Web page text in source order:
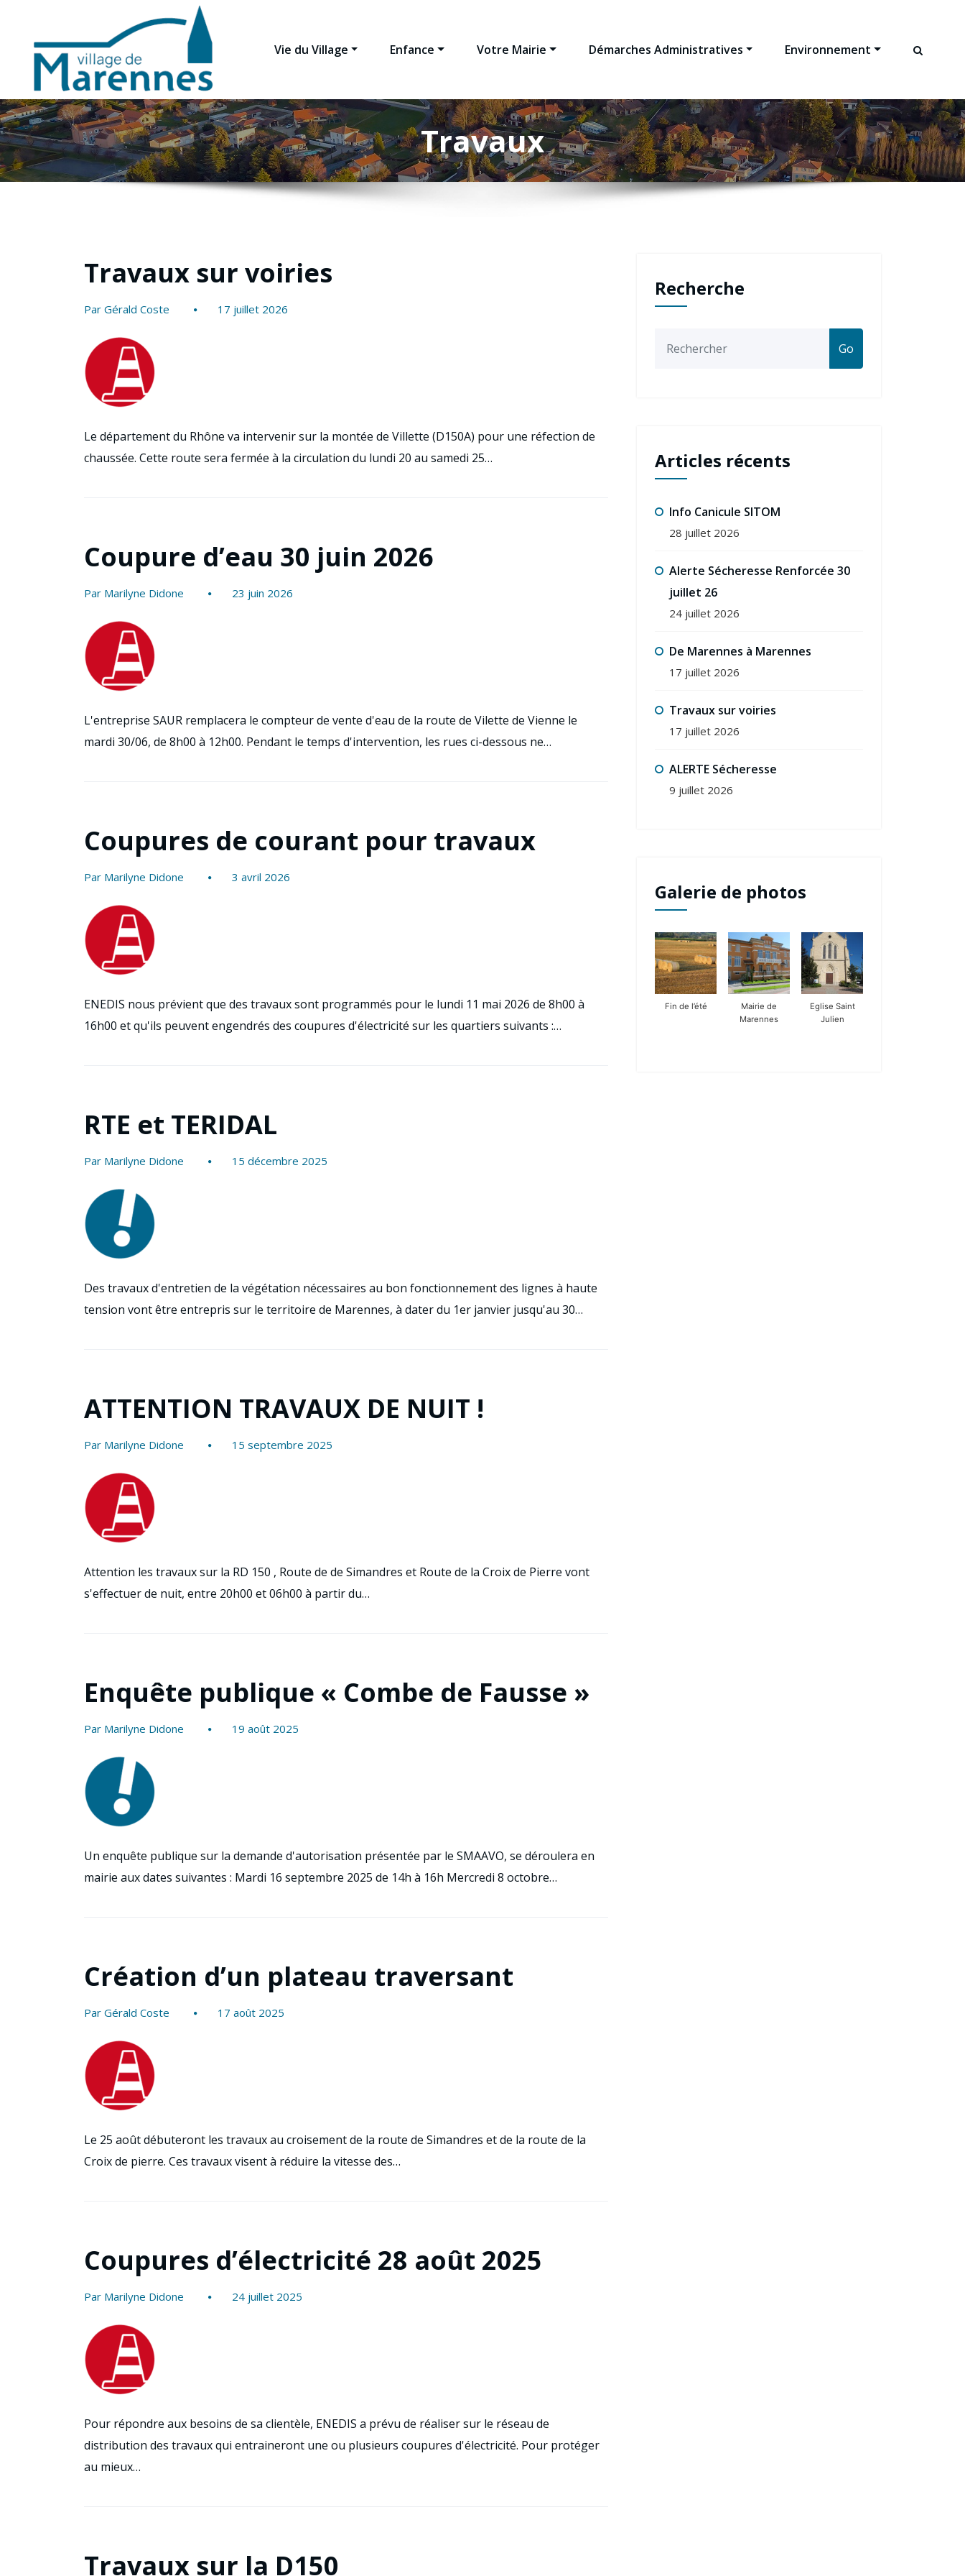
Vie du Village Enfance Votre Mairie Démarches Administratives Environnement
Travaux
Travaux sur voiries
Par Gérald Coste 17 juillet 2026
Le département du Rhône va intervenir sur la montée de Villette (D150A) pour une réfection de
chaussée. Cette route sera fermée à la circulation du lundi 20 au samedi 25…
Coupure d’eau 30 juin 2026
Par Marilyne Didone 23 juin 2026
L'entreprise SAUR remplacera le compteur de vente d'eau de la route de Vilette de Vienne le
mardi 30/06, de 8h00 à 12h00. Pendant le temps d'intervention, les rues ci-dessous ne…
Coupures de courant pour travaux
Par Marilyne Didone 3 avril 2026
ENEDIS nous prévient que des travaux sont programmés pour le lundi 11 mai 2026 de 8h00 à
16h00 et qu'ils peuvent engendrés des coupures d'électricité sur les quartiers suivants :…
RTE et TERIDAL
Par Marilyne Didone 15 décembre 2025
Des travaux d'entretien de la végétation nécessaires au bon fonctionnement des lignes à haute
tension vont être entrepris sur le territoire de Marennes, à dater du 1er janvier jusqu'au 30…
ATTENTION TRAVAUX DE NUIT !
Par Marilyne Didone 15 septembre 2025
Attention les travaux sur la RD 150 , Route de de Simandres et Route de la Croix de Pierre vont
s'effectuer de nuit, entre 20h00 et 06h00 à partir du…
Enquête publique « Combe de Fausse »
Par Marilyne Didone 19 août 2025
Un enquête publique sur la demande d'autorisation présentée par le SMAAVO, se déroulera en
mairie aux dates suivantes : Mardi 16 septembre 2025 de 14h à 16h Mercredi 8 octobre…
Création d’un plateau traversant
Par Gérald Coste 17 août 2025
Le 25 août débuteront les travaux au croisement de la route de Simandres et de la route de la
Croix de pierre. Ces travaux visent à réduire la vitesse des…
Coupures d’électricité 28 août 2025
Par Marilyne Didone 24 juillet 2025
Pour répondre aux besoins de sa clientèle, ENEDIS a prévu de réaliser sur le réseau de
distribution des travaux qui entraineront une ou plusieurs coupures d'électricité. Pour protéger
au mieux…
Travaux sur la D150
Recherche
Go
Articles récents
Info Canicule SITOM
28 juillet 2026
Alerte Sécheresse Renforcée 30
juillet 26
24 juillet 2026
De Marennes à Marennes
17 juillet 2026
Travaux sur voiries
17 juillet 2026
ALERTE Sécheresse
9 juillet 2026
Galerie de photos
Fin de l’été
Mairie de
Marennes
Eglise Saint
Julien